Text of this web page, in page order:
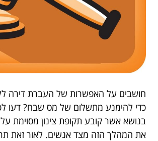
חושבים על האפשרות של העברת דירה
כדי להימנע מתשלום של מס שבח? דעו
בנושא אשר קובע תקופת צינון מסוימת
את המהלך הזה מצד אנשים. לאור זאת